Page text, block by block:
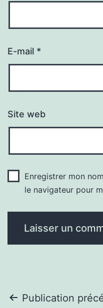
E-mail *
Site web
Enregistrer mon
le navigateur pour
Navigation
Publication